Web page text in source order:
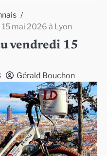
mai 2026 à Lyon
vendredi 15
Gérald Bouchon